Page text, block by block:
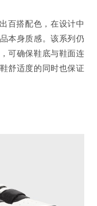
百搭配色，在设计中
本身质感。该系列仍
可确保鞋底与鞋面连
舒适度的同时也保证